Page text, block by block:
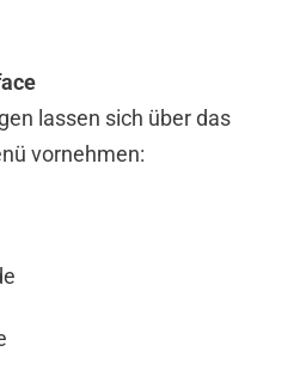
lassen sich über das
vornehmen: